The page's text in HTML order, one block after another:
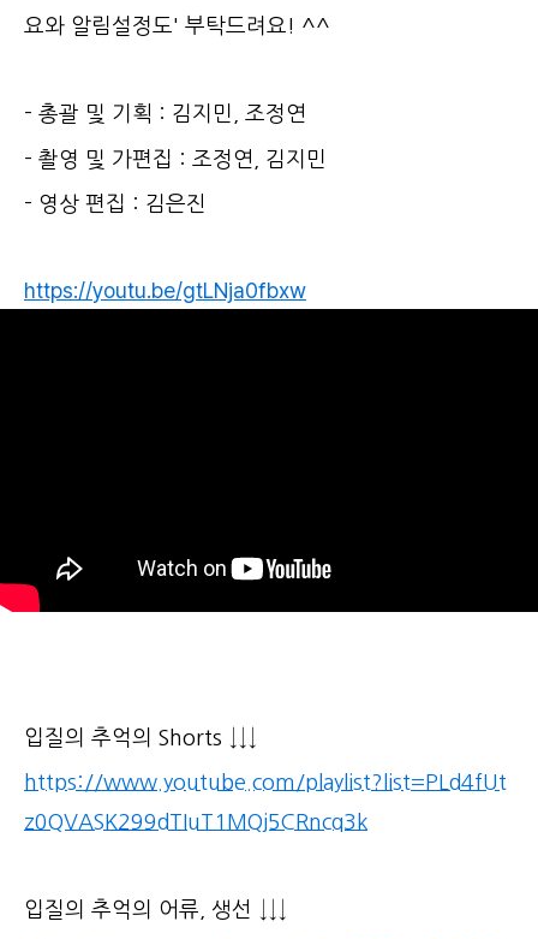
요와 알림설정도' 부탁드려요! ^^
- 총괄 및 기획 : 김지민, 조정연
- 촬영 및 가편집 : 조정연, 김지민
- 영상 편집 : 김은진
https://youtu.be/gtLNja0fbxw
입질의 추억의 Shorts ↓↓↓
https://www.youtube.com/playlist?list=PLd4fUt
z0QVASK299dTIuT1MQj5CRncq3k
입질의 추억의 어류, 생선 ↓↓↓